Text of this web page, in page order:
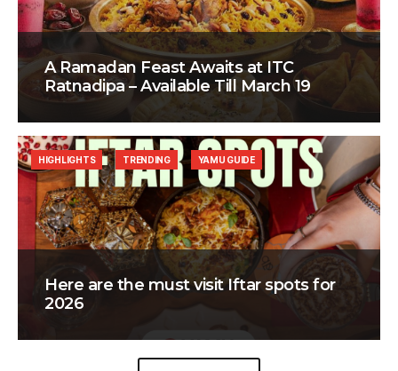
A Ramadan Feast Awaits at ITC
Ratnadipa – Available Till March 19
Here are the must visit Iftar spots for
2026
HIGHLIGHTS TRENDING YAMU GUIDE